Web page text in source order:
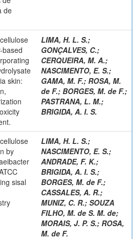
de
based
skin:
LIMA, H. L. S.;
GONÇALVES, C.;
CERQUEIRA, M. A.;
NASCIMENTO, E. S.;
GAMA, M. F.; ROSA, M.
de F.; BORGES, M. de F.;
PASTRANA, L. M.;
BRIGIDA, A. I. S.
by
sisal
LIMA, H. L. S.;
NASCIMENTO, E. S.;
ANDRADE, F. K.;
BRIGIDA, A. I. S.;
BORGES, M. de F.;
CASSALES, A. R.;
MUNIZ, C. R.; SOUZA
FILHO, M. de S. M. de;
MORAIS, J. P. S.; ROSA,
M. de F.